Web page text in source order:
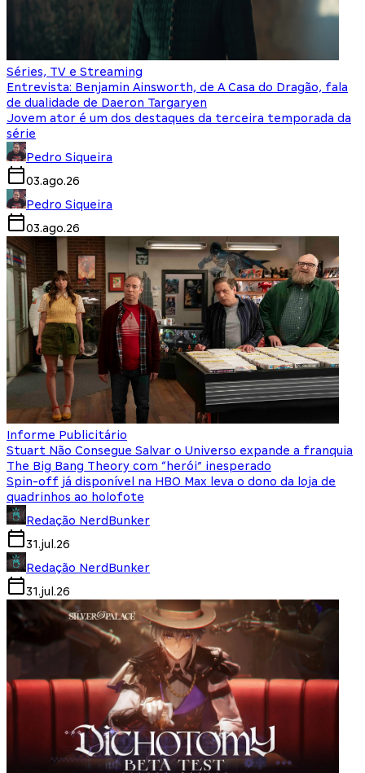
Séries, TV e Streaming
Entrevista: Benjamin Ainsworth, de A Casa do Dragão, fala
de dualidade de Daeron Targaryen
Jovem ator é um dos destaques da terceira temporada da
série
Pedro Siqueira
03.ago.26
Pedro Siqueira
03.ago.26
Informe Publicitário
Stuart Não Consegue Salvar o Universo expande a franquia
The Big Bang Theory com “herói” inesperado
Spin-off já disponível na HBO Max leva o dono da loja de
quadrinhos ao holofote
Redação NerdBunker
31.jul.26
Redação NerdBunker
31.jul.26